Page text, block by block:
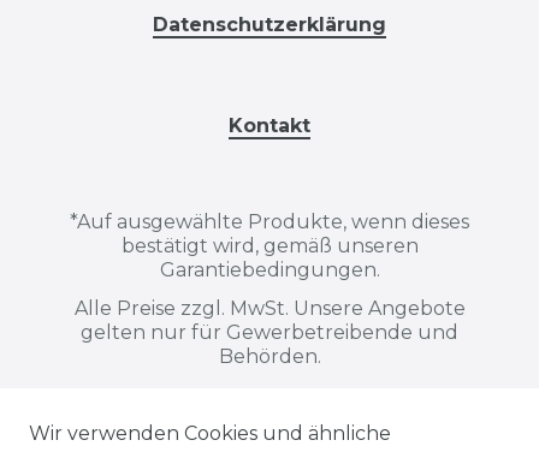
Datenschutzerklärung
Kontakt
*Auf ausgewählte Produkte, wenn dieses
bestätigt wird, gemäß unseren
Garantiebedingungen.
Alle Preise zzgl. MwSt. Unsere Angebote
gelten nur für Gewerbetreibende und
Behörden.
Alle auf dieser Webseite dargestellten
Wir verwenden Cookies und ähnliche